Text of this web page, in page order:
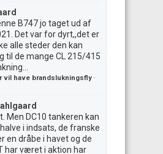
B747 jo taget ud af
Det var for dyrt,,det er
alle steder den kan
til de mange CL 215/415
vil have brandslukningsfly ·
Men DC10 tankeren kan
i indsats, de franske
en dråbe i havet og de
har været i aktion har